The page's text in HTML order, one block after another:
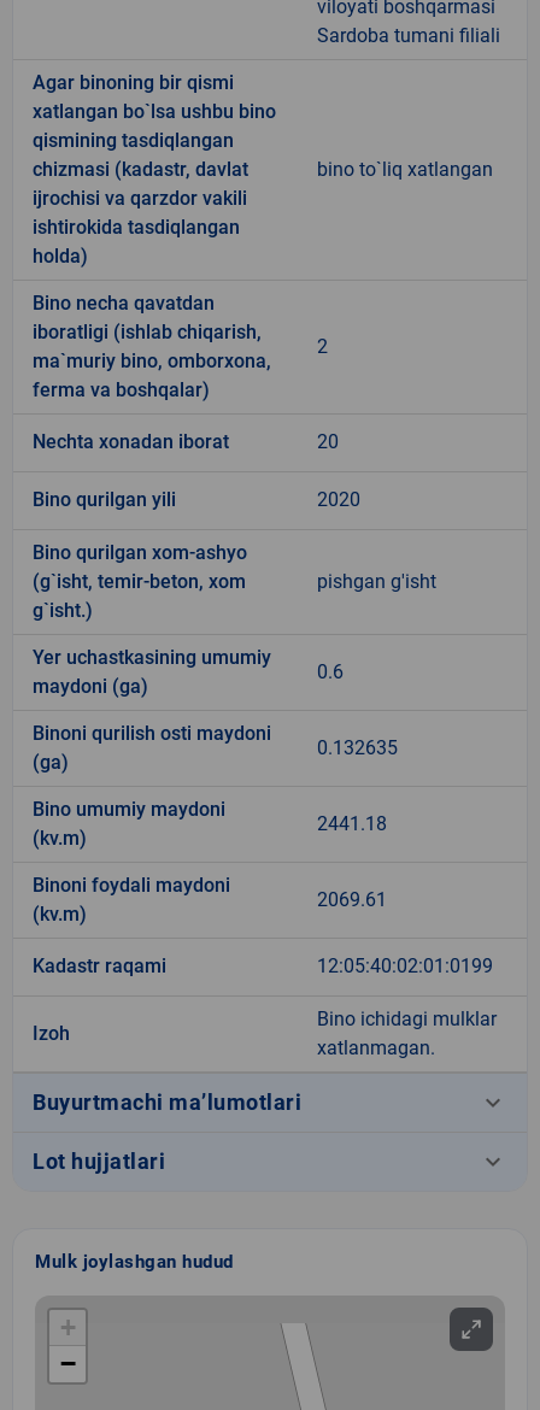
viloyati boshqarmasi
Sardoba tumani filiali
Agar binoning bir qismi
xatlangan bo`lsa ushbu bino
qismining tasdiqlangan
chizmasi (kadastr, davlat
ijrochisi va qarzdor vakili
ishtirokida tasdiqlangan
holda)
bino to`liq xatlangan
Bino necha qavatdan
iboratligi (ishlab chiqarish,
ma`muriy bino, omborxona,
ferma va boshqalar)
2
Nechta xonadan iborat 20
Bino qurilgan yili 2020
Bino qurilgan xom-ashyo
(g`isht, temir-beton, xom
g`isht.)
pishgan g'isht
Yer uchastkasining umumiy
maydoni (ga)
0.6
Binoni qurilish osti maydoni
(ga)
0.132635
Bino umumiy maydoni
(kv.m)
2441.18
Binoni foydali maydoni
(kv.m)
2069.61
Kadastr raqami 12:05:40:02:01:0199
Izoh
Bino ichidagi mulklar
xatlanmagan.
Buyurtmachi ma’lumotlari keyboard_arrow_down
Lot hujjatlari keyboard_arrow_down
Mulk joylashgan hudud
+
−